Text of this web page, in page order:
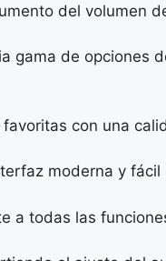
del volumen
gama de opciones
con una
moderna y fácil
a todas las